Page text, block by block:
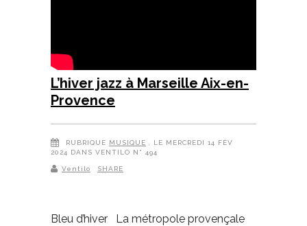
L’hiver jazz à Marseille Aix-en-
Provence
RUBRIQUE MUSIQUE
, LE MERCREDI 14 FÉV
2024 DANS VENTILO N° 494
Ventilo SHARE
Bleu d’hiver La métropole provençale